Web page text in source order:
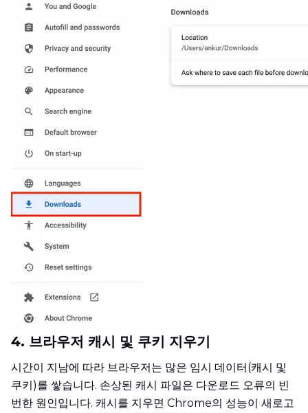
4. 브라우저 캐시 및 쿠키 지우기
시간이 지남에 따라 브라우저는 많은 임시 데이터(캐시 및
쿠키)를 쌓습니다. 손상된 캐시 파일은 다운로드 오류의 빈
번한 원인입니다. 캐시를 지우면 Chrome의 성능이 새로고